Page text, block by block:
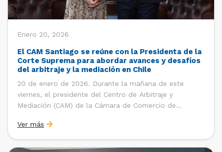
Enero 20, 2026
El CAM Santiago se reúne con la Presidenta de la
Corte Suprema para abordar avances y desafíos
del arbitraje y la mediación en Chile
20 de enero de 2026. Durante la mañana de este
viernes, el presidente del Centro de Arbitraje y
Mediación (CAM) de la Cámara de Comercio de
del CAM Santiago, Ximena Vial; y el gerente general de
la CCS, Carlos Soublette, sostuvieron un encuentro […]
Ver más